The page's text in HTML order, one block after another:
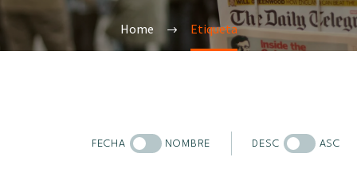
Home Etiqueta
FECHA NOMBRE DESC ASC